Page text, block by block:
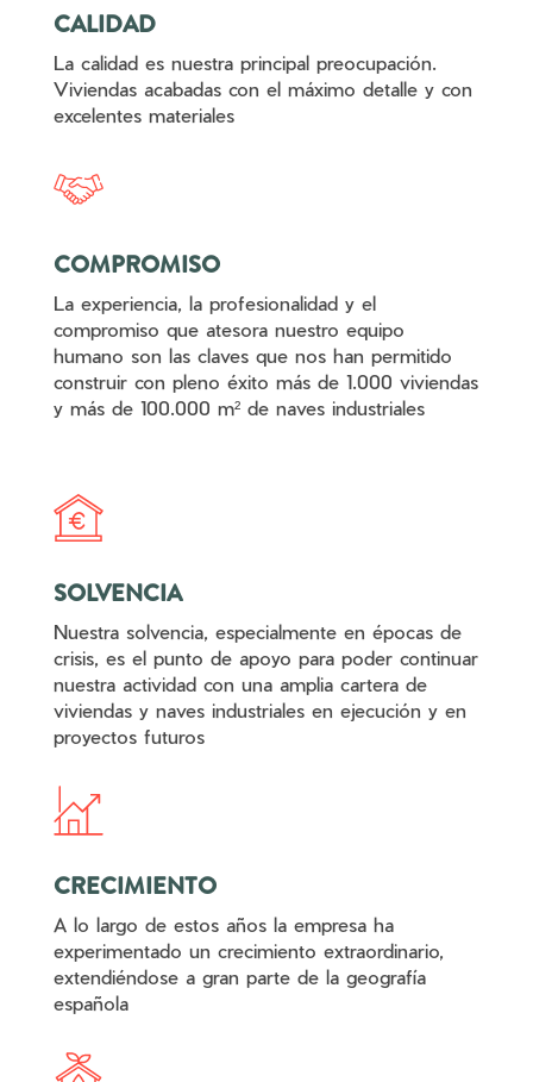
CALIDAD
La calidad es nuestra principal preocupación.
Viviendas acabadas con el máximo detalle y con
excelentes materiales
COMPROMISO
La experiencia, la profesionalidad y el
compromiso que atesora nuestro equipo
humano son las claves que nos han permitido
construir con pleno éxito más de 1.000 viviendas
y más de 100.000 m² de naves industriales
SOLVENCIA
Nuestra solvencia, especialmente en épocas de
crisis, es el punto de apoyo para poder continuar
nuestra actividad con una amplia cartera de
viviendas y naves industriales en ejecución y en
proyectos futuros
CRECIMIENTO
A lo largo de estos años la empresa ha
experimentado un crecimiento extraordinario,
extendiéndose a gran parte de la geografía
española